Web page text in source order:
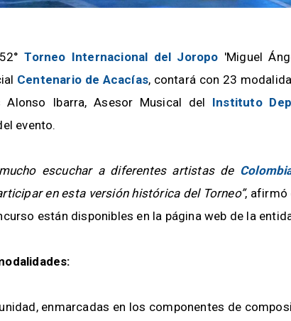
Torneo Internacional del Joropo 'Miguel
Centenario de Acacías, contará con 23
Alonso Ibarra, Asesor Musical del Instituto
evento.
escuchar a diferentes artistas de
en esta versión histórica del Torneo”, afirmó
están disponibles en la página web de la
enmarcadas en los componentes de